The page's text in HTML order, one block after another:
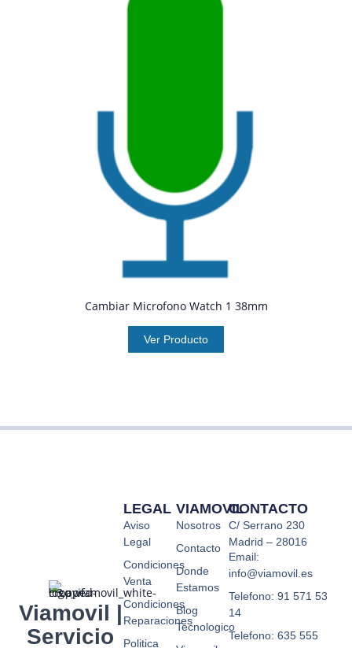
Cambiar Microfono Watch 1 38mm
Ver Producto
Viamovil |
Servicio
VIAMOVIL
Nosotros
Contacto
Donde
Estamos
Blog
Tecnologico
LEGAL
Aviso
Legal
Condiciones
Venta
Condiciones
Reparaciones
Politica
CONTACTO
C/ Serrano 230
Madrid – 28016
Email:
info@viamovil.es
Telefono: 91 571 53
14
Telefono: 635 555